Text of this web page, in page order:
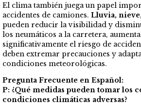
El clima también juega un papel
accidentes de camiones. Lluvia,
pueden reducir la visibilidad y
los neumáticos a la carretera,
significativamente el riesgo de
deben extremar precauciones y
condiciones meteorológicas.
Pregunta Frecuente en Español:
P: ¿Qué medidas pueden tomar los
condiciones climáticas adversas?